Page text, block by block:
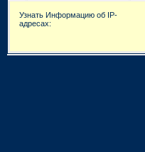
Узнать Информацию об IP-
адресах: